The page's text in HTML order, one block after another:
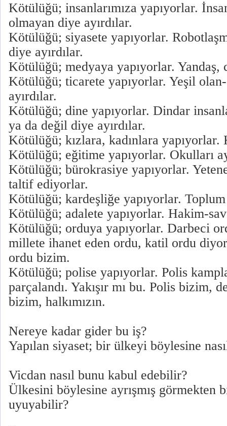
Kötülüğü; insanlarımıza yapıyorlar.
olmayan diye ayırdılar.
Kötülüğü; siyasete yapıyorlar.
diye ayırdılar.
Kötülüğü; medyaya yapıyorlar. Yandaş,
Kötülüğü; ticarete yapıyorlar. Yeşil
ayırdılar.
Kötülüğü; dine yapıyorlar. Dindar
ya da değil diye ayırdılar.
Kötülüğü; kızlara, kadınlara yapıyorlar.
Kötülüğü; eğitime yapıyorlar. Okulları
Kötülüğü; bürokrasiye yapıyorlar.
taltif ediyorlar.
Kötülüğü; kardeşliğe yapıyorlar. Toplum
Kötülüğü; adalete yapıyorlar. Hakim-
Kötülüğü; orduya yapıyorlar. Darbeci
millete ihanet eden ordu, katil ordu
ordu bizim.
Kötülüğü; polise yapıyorlar. Polis
parçalandı. Yakışır mı bu. Polis bizim,
bizim, halkımızın.
Nereye kadar gider bu iş?
Yapılan siyaset; bir ülkeyi böylesine
Vicdan nasıl bunu kabul edebilir?
Ülkesini böylesine ayrışmış görmekten
uyuyabilir?